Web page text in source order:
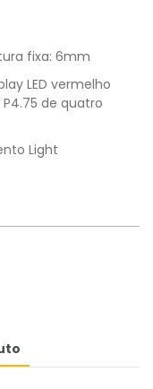
fixa: 6mm
LED vermelho
de quatro
Light